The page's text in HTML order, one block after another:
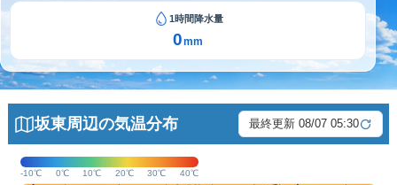
1時間降水量
0mm
坂東周辺の気温分布 最終更新 08/07 05:30
-10℃ 0℃ 10℃ 20℃ 30℃ 40℃